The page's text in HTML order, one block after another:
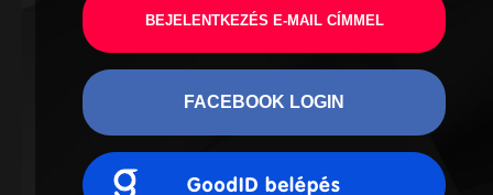
BEJELENTKEZÉS E-MAIL CÍMMEL
FACEBOOK LOGIN